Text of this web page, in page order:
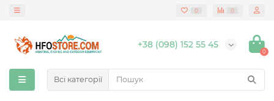
0 0
+38 (098) 152 55 45
0
Всі категорії